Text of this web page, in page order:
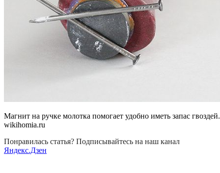
Магнит на ручке молотка помогает удобно иметь запас
wikihomia.ru
Понравилась статья? Подписывайтесь на наш канал
Яндекс.Дзен